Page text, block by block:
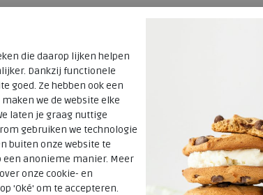
die daarop lijken helpen
Dankzij functionele
goed. Ze hebben ook een
we de website elke
laten je graag nuttige
gebruiken we technologie
buiten onze website te
een anonieme manier. Meer
onze cookie- en
'Oké' om te accepteren.